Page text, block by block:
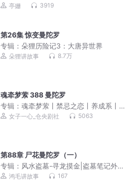
亭姗 3919
第26集 惊变曼陀罗
专辑： 朵狸历险记3：大唐异世界
朵狸讲故事 8.7万
魂牵梦萦 388 曼陀罗
专辑： 魂牵梦萦丨禁忌之恋丨养成系丨
阿伤&一心领衔丨言情丨豪门爱恋丨VIP
女子一心_仓央剧社 5063
第88章 尸花曼陀罗（一）
专辑： 风水盗墓-寻龙摸金|盗墓笔记外
传|风水堪舆|鬼吹灯
鸿毛讲故事 167